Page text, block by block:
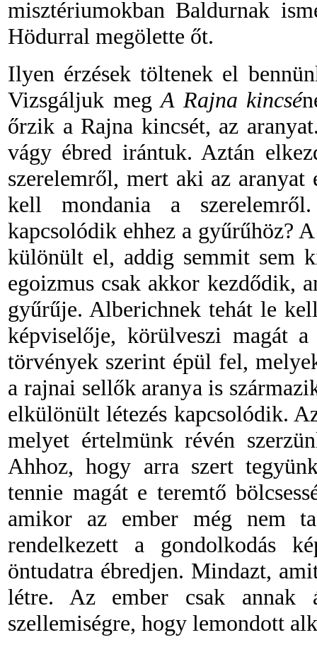
misztériumokban Baldurnak
Hödurral megölette őt.
Ilyen érzések töltenek el
Vizsgáljuk meg A Rajna kincsé
őrzik a Rajna kincsét, az
vágy ébred irántuk. Aztán
szerelemről, mert aki az
kell mondania a
kapcsolódik ehhez a gyűrűhöz?
különült el, addig semmit sem
egoizmus csak akkor kezdődik,
gyűrűje. Alberichnek tehát le
képviselője, körülveszi magát
törvények szerint épül fel,
a rajnai sellők aranya is
elkülönült létezés kapcsolódik.
melyet értelmünk révén
Ahhoz, hogy arra szert
tennie magát e teremtő
amikor az ember még nem
rendelkezett a gondolkodás
öntudatra ébredjen. Mindazt,
létre. Az ember csak annak
szellemiségre, hogy lemondott